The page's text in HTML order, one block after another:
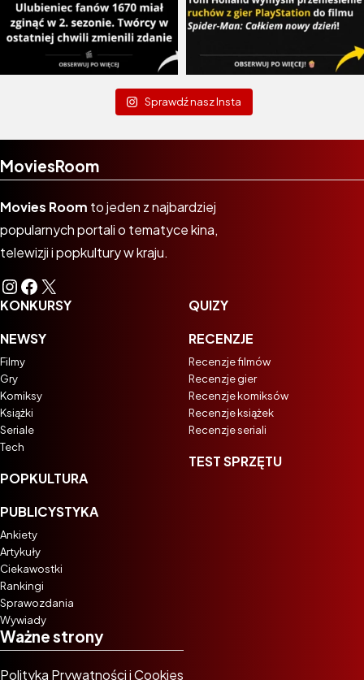
Sprawdź nasz Insta
MoviesRoom
Movies Room to jeden z najbardziej
popularnych portali o tematyce kina,
telewizji i popkultury w kraju.
Instagram
Facebook
X
KONKURSY
NEWSY
Filmy
Gry
Komiksy
Książki
Seriale
Tech
POPKULTURA
PUBLICYSTYKA
Ankiety
Artykuły
Ciekawostki
Rankingi
Sprawozdania
Wywiady
QUIZY
RECENZJE
Recenzje filmów
Recenzje gier
Recenzje komiksów
Recenzje książek
Recenzje seriali
TEST SPRZĘTU
Ważne strony
Polityka Prywatności i Cookies